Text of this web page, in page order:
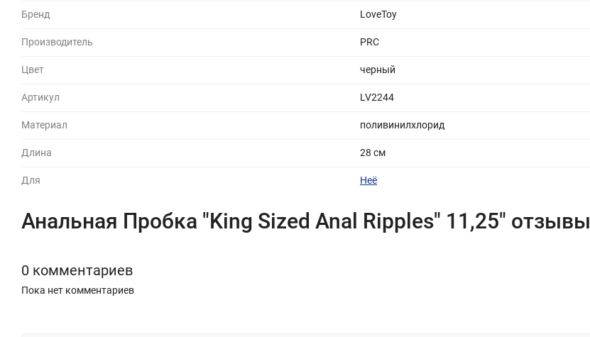
Бренд LoveToy
Производитель PRC
Цвет черный
Артикул LV2244
Материал поливинилхлорид
Длина 28 см
Для Неё
Анальная Пробка "King Sized Anal Ripples" 11,25" отзывы
0 комментариев
Пока нет комментариев